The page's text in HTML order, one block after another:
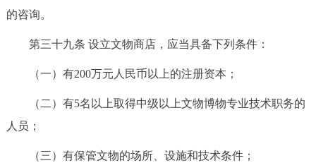
的咨询。
第三十九条 设立文物商店，应当具备下列条件：
（一）有200万元人民币以上的注册资本；
（二）有5名以上取得中级以上文物博物专业技术职务的
人员；
（三）有保管文物的场所、设施和技术条件；